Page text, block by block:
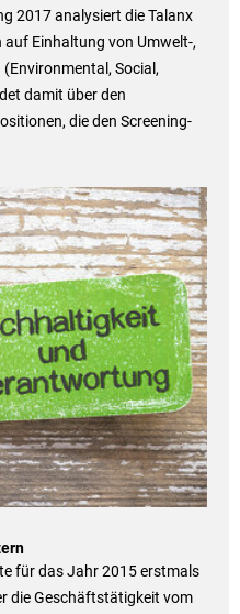
2017 analysiert die Talanx
Einhaltung von Umwelt-,
Social,
damit über den
die den Screening-
für das Jahr 2015 erstmals
die Geschäftstätigkeit vom